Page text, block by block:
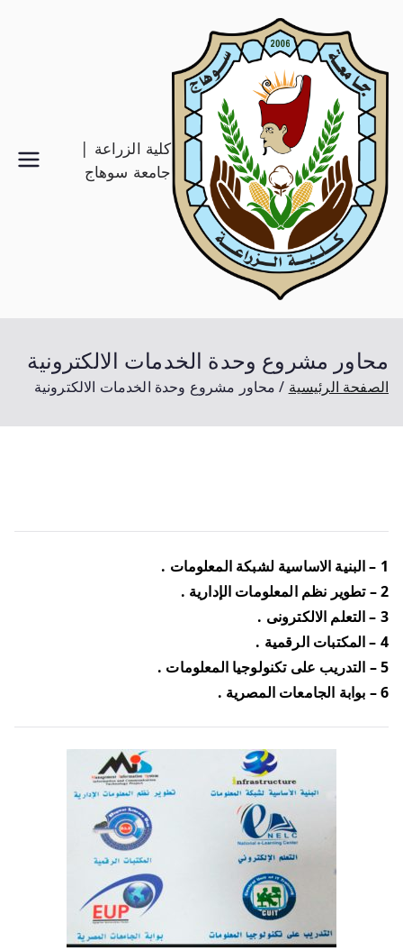
كلية الزراعة |
جامعة سوهاج
محاور مشروع وحدة الخدمات الالكترونية
الصفحة الرئيسية محاور مشروع وحدة الخدمات الالكترونية
1 – البنية الاساسية لشبكة المعلومات .
2 – تطوير نظم المعلومات الإدارية .
3 – التعلم الالكترونى .
4 – المكتبات الرقمية .
5 – التدريب على تكنولوجيا المعلومات .
6 – بوابة الجامعات المصرية .